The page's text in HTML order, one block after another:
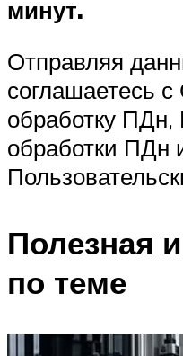
минут.
Отправляя
соглашаетесь
обработку ПДн,
обработки ПДн
Полезная
по теме